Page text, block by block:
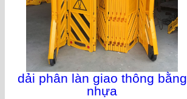
dải phân làn giao thông bằng
nhựa